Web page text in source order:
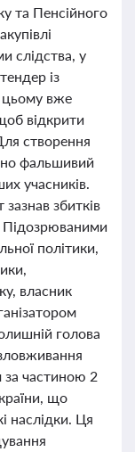
та Пенсійного
слідства, у
із
вже
відкрити
створення
фальшивий
учасників.
збитків
Підозрюваними
політики,
власник
голова
частиною 2
що
наслідки. Ця